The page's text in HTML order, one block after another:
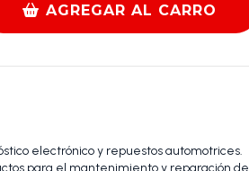
AGREGAR AL CARRO
electrónico y repuestos automotrices.